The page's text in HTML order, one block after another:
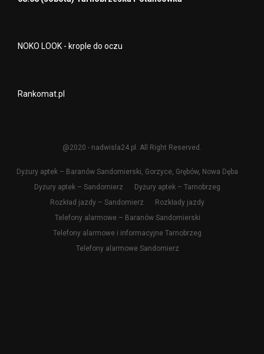
NOKO LOOK - krople do oczu
Rankomat.pl
@2020 - nadwisla24.pl. All Right Reserved.
Dyżury aptek – Baranów Sandomierski, Gorzyce, Grębów, Nowa Dęba
Dyżury aptek – Sandomierz
Dyżury aptek – Tarnobrzeg
Rozkład jazdy – Sandomierz
Rozkłady jazdy
Telefony alarmowe – Baranów Sandomierski
Telefony alarmowe i informacyjne Tarnobrzeg
Telefony alarmowe Sandomierz